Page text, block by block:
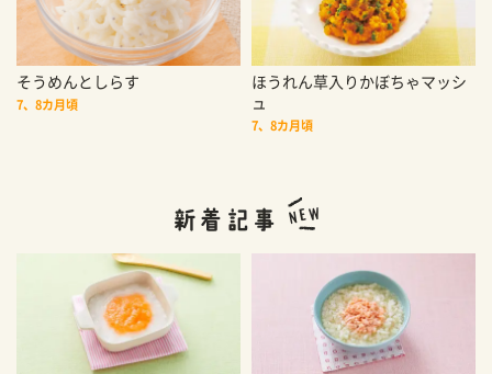
そうめんとしらす
7、8カ月頃
ほうれん草入りかぼちゃマッシ
ュ
7、8カ月頃